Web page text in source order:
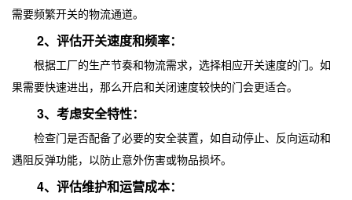
需要频繁开关的物流通道。
2、评估开关速度和频率：
根据工厂的生产节奏和物流需求，选择相应开关速度的门。如
果需要快速进出，那么开启和关闭速度较快的门会更适合。
3、考虑安全特性：
检查门是否配备了必要的安全装置，如自动停止、反向运动和
遇阻反弹功能，以防止意外伤害或物品损坏。
4、评估维护和运营成本：